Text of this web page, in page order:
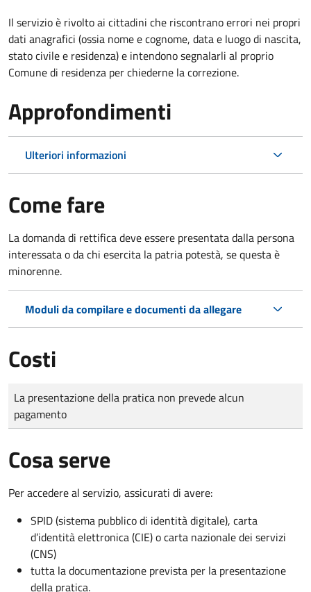
Il servizio è rivolto ai cittadini che riscontrano errori nei propri
dati anagrafici (ossia nome e cognome, data e luogo di nascita,
stato civile e residenza) e intendono segnalarli al proprio
Comune di residenza per chiederne la correzione.
Approfondimenti
Ulteriori informazioni
Come fare
La domanda di rettifica deve essere presentata dalla persona
interessata oda chi esercita la patria potestà, se questa è
minorenne.
Moduli da compilare e documenti da allegare
Costi
Tipo di pagamento
Importo
La presentazione della pratica non prevede alcun
pagamento
Cosa serve
Per accedere al servizio, assicurati di avere:
SPID (sistema pubblico di identità digitale), carta
d’identità elettronica (CIE) o carta nazionale dei servizi
(CNS)
tutta la documentazione prevista per la presentazione
della pratica.